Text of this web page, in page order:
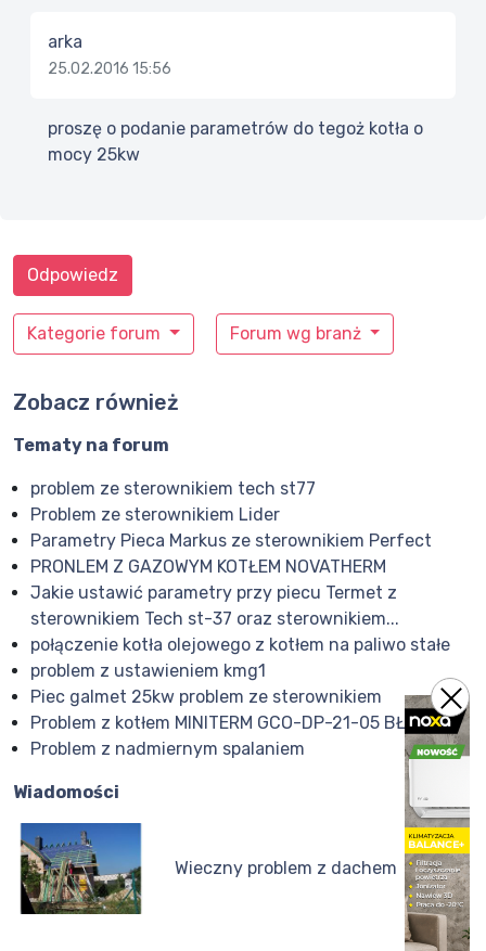
arka
25.02.2016 15:56
proszę o podanie parametrów do tegoż kotła o
mocy 25kw
Kategorie forum Forum wg branż
Odpowiedz
Zobacz również
Tematy na forum
problem ze sterownikiem tech st77
Problem ze sterownikiem Lider
Parametry Pieca Markus ze sterownikiem Perfect
PRONLEM Z GAZOWYM KOTŁEM NOVATHERM
Jakie ustawić parametry przy piecu Termet z
sterownikiem Tech st-37 oraz sterownikiem...
połączenie kotła olejowego z kotłem na paliwo stałe
problem z ustawieniem kmg1
Piec galmet 25kw problem ze sterownikiem
Problem z kotłem MINITERM GCO-DP-21-05 BŁĄD E1
Problem z nadmiernym spalaniem
Wiadomości
Wieczny problem z dachem